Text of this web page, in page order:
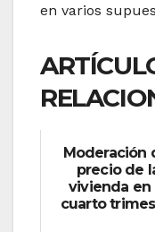
en varios
Moderación
precio de
vivienda en
cuarto